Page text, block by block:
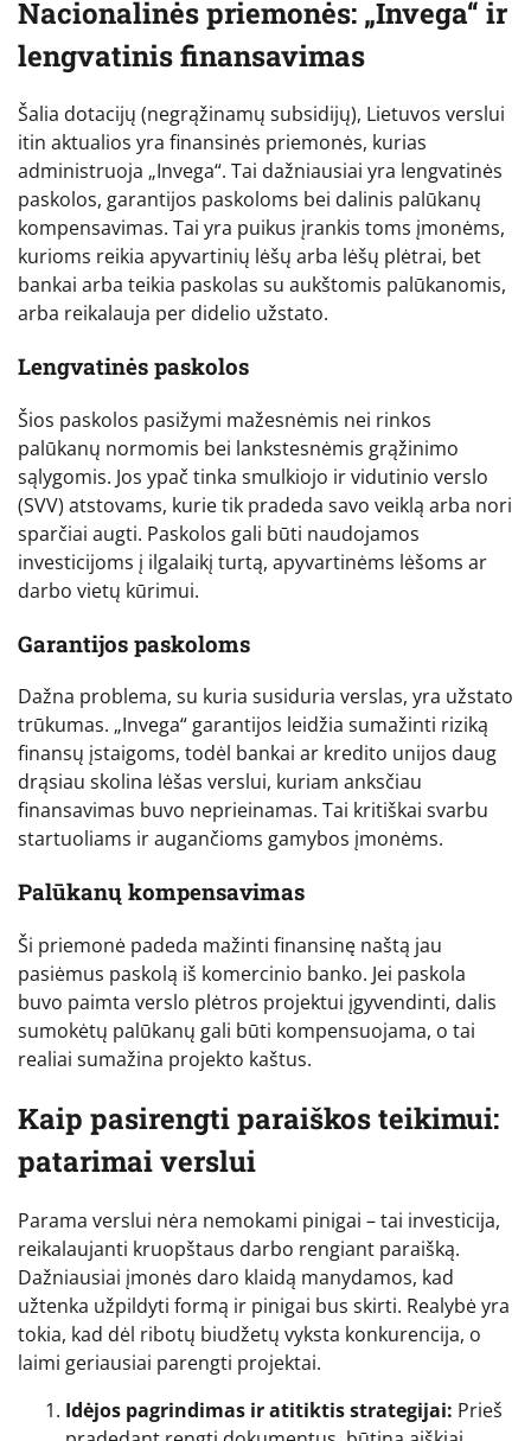
Nacionalinės priemonės: „Invega“ ir
lengvatinis finansavimas
Šalia dotacijų (negrąžinamų subsidijų), Lietuvos verslui
itin aktualios yra finansinės priemonės, kurias
administruoja „Invega“. Tai dažniausiai yra lengvatinės
paskolos, garantijos paskoloms bei dalinis palūkanų
kompensavimas. Tai yra puikus įrankis toms įmonėms,
kurioms reikia apyvartinių lėšų arba lėšų plėtrai, bet
bankai arba teikia paskolas su aukštomis palūkanomis,
arba reikalauja per didelio užstato.
Lengvatinės paskolos
Šios paskolos pasižymi mažesnėmis nei rinkos
palūkanų normomis bei lankstesnėmis grąžinimo
sąlygomis. Jos ypač tinka smulkiojo ir vidutinio verslo
(SVV) atstovams, kurie tik pradeda savo veiklą arba nori
sparčiai augti. Paskolos gali būti naudojamos
investicijoms į ilgalaikį turtą, apyvartinėms lėšoms ar
darbo vietų kūrimui.
Garantijos paskoloms
Dažna problema, su kuria susiduria verslas, yra užstato
trūkumas. „Invega“ garantijos leidžia sumažinti riziką
finansų įstaigoms, todėl bankai ar kredito unijos daug
drąsiau skolina lėšas verslui, kuriam anksčiau
finansavimas buvo neprieinamas. Tai kritiškai svarbu
startuoliams ir augančioms gamybos įmonėms.
Palūkanų kompensavimas
Ši priemonė padeda mažinti finansinę naštą jau
pasiėmus paskolą iš komercinio banko. Jei paskola
buvo paimta verslo plėtros projektui įgyvendinti, dalis
sumokėtų palūkanų gali būti kompensuojama, o tai
realiai sumažina projekto kaštus.
Kaip pasirengti paraiškos teikimui:
patarimai verslui
Parama verslui nėra nemokami pinigai – tai investicija,
reikalaujanti kruopštaus darbo rengiant paraišką.
Dažniausiai įmonės daro klaidą manydamos, kad
užtenka užpildyti formą ir pinigai bus skirti. Realybė yra
tokia, kad dėl ribotų biudžetų vyksta konkurencija, o
laimi geriausiai parengti projektai.
Idėjos pagrindimas ir atitiktis strategijai: Prieš